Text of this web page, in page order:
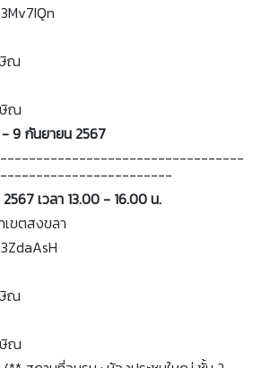
ณ
ษิณ
9 กันยายน 2567
เวลา 13.00 - 16.00 น.
เขตสงขลา
ณ
ษิณ